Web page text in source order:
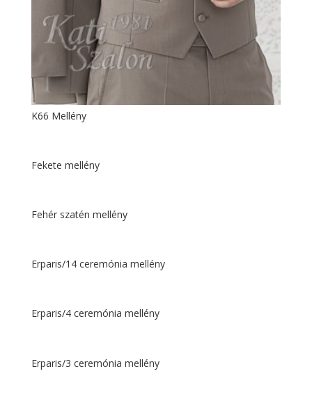
K66 Mellény
Fekete mellény
Fehér szatén mellény
Erparis/14 ceremónia mellény
Erparis/4 ceremónia mellény
Erparis/3 ceremónia mellény